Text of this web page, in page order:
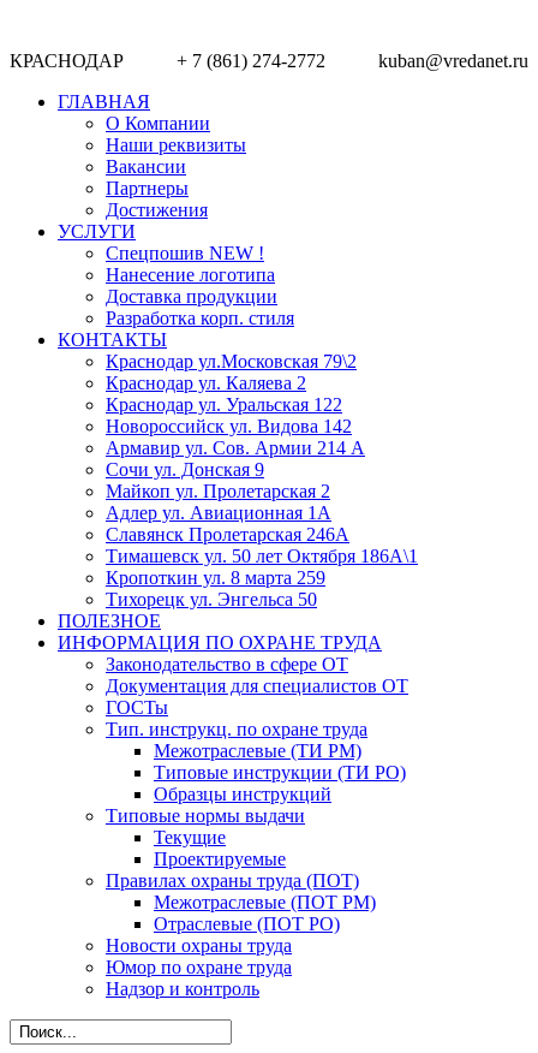
КРАСНОДАР + 7 (861) 274-2772 kuban@vredanet.ru
ГЛАВНАЯ
О Компании
Наши реквизиты
Вакансии
Партнеры
Достижения
УСЛУГИ
Спецпошив NEW !
Нанесение логотипа
Доставка продукции
Разработка корп. стиля
КОНТАКТЫ
Краснодар ул.Московская 79\2
Краснодар ул. Каляева 2
Краснодар ул. Уральская 122
Новороссийск ул. Видова 142
Армавир ул. Сов. Армии 214 А
Сочи ул. Донская 9
Майкоп ул. Пролетарская 2
Адлер ул. Авиационная 1А
Славянск Пролетарская 246А
Тимашевск ул. 50 лет Октября 186А\1
Кропоткин ул. 8 марта 259
Тихорецк ул. Энгельса 50
ПОЛЕЗНОЕ
ИНФОРМАЦИЯ ПО ОХРАНЕ ТРУДА
Законодательство в сфере ОТ
Документация для специалистов ОТ
ГОСТы
Тип. инструкц. по охране труда
Межотраслевые (ТИ РМ)
Типовые инструкции (ТИ РО)
Образцы инструкций
Типовые нормы выдачи
Текущие
Проектируемые
Правилах охраны труда (ПОТ)
Межотраслевые (ПОТ РМ)
Отраслевые (ПОТ РО)
Новости охраны труда
Юмор по охране труда
Надзор и контроль